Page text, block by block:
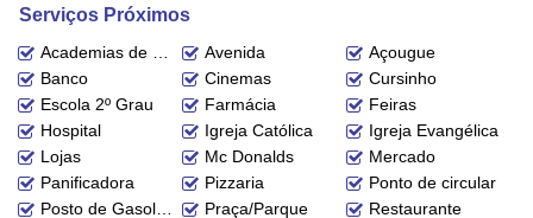
Serviços Próximos
Academias de ginástica Avenida
Açougue
Banco
Cinemas
Cursinho
Escola 2º Grau
Farmácia
Feiras
Hospital
Igreja Católica
Igreja Evangélica
Lojas
Mc Donalds
Mercado
Panificadora
Pizzaria
Ponto de circular
Posto de Gasolina
Praça/Parque
Restaurante